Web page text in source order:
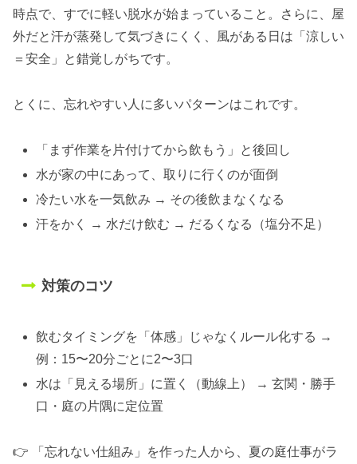
時点で、すでに軽い脱水が始まっていること。さらに、屋
外だと汗が蒸発して気づきにくく、風がある日は「涼しい
＝安全」と錯覚しがちです。
とくに、忘れやすい人に多いパターンはこれです。
「まず作業を片付けてから飲もう」と後回し
水が家の中にあって、取りに行くのが面倒
冷たい水を一気飲み → その後飲まなくなる
汗をかく → 水だけ飲む → だるくなる（塩分不足）
対策のコツ
飲むタイミングを「体感」じゃなくルール化する →
例：15〜20分ごとに2〜3口
水は「見える場所」に置く（動線上） → 玄関・勝手
口・庭の片隅に定位置
👉 「忘れない仕組み」を作った人から、夏の庭仕事がラ